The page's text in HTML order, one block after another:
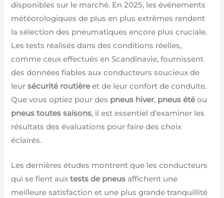
disponibles sur le marché. En 2025, les événements
météorologiques de plus en plus extrêmes rendent
la sélection des pneumatiques encore plus cruciale.
Les tests réalisés dans des conditions réelles,
comme ceux effectués en Scandinavie, fournissent
des données fiables aux conducteurs soucieux de
leursécurité routière et de leur confort de conduite.
Que vous optiez pour des pneus hiver, pneus été ou
pneus toutes saisons, il est essentiel d’examiner les
résultats des évaluations pour faire des choix
éclairés.
Les dernières études montrent que les conducteurs
qui se fient auxtests de pneus affichent une
meilleure satisfaction et une plus grande tranquillité